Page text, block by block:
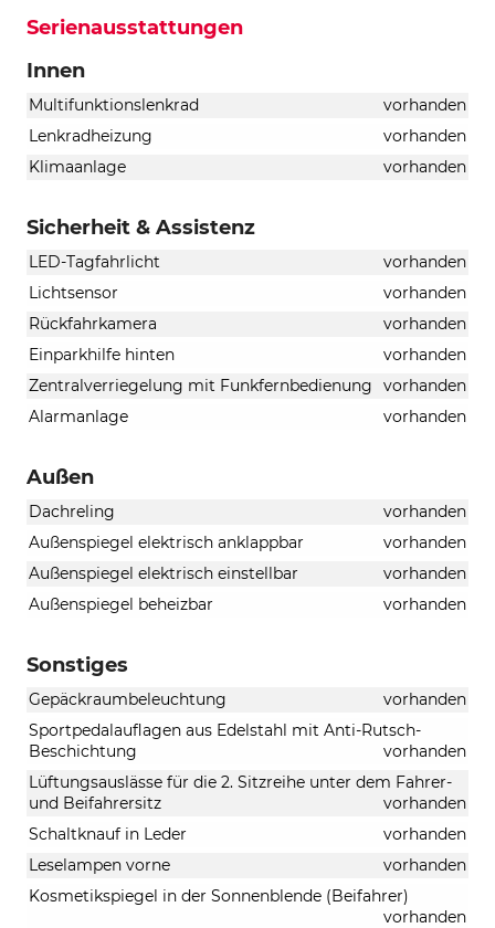
Serienausstattungen
Innen
Multifunktionslenkrad
vorhanden
Lenkradheizung
vorhanden
Klimaanlage
vorhanden
Sicherheit & Assistenz
LED-Tagfahrlicht
vorhanden
Lichtsensor
vorhanden
Rückfahrkamera
vorhanden
Einparkhilfe hinten
vorhanden
Zentralverriegelung mit Funkfernbedienung
vorhanden
Alarmanlage
vorhanden
Außen
Dachreling
vorhanden
Außenspiegel elektrisch anklappbar
vorhanden
Außenspiegel elektrisch einstellbar
vorhanden
Außenspiegel beheizbar
vorhanden
Sonstiges
Gepäckraumbeleuchtung
vorhanden
Sportpedalauflagen aus Edelstahl mit Anti-Rutsch-
Beschichtung
vorhanden
Lüftungsauslässe für die 2. Sitzreihe unter dem Fahrer-
und Beifahrersitz
vorhanden
Schaltknauf in Leder
vorhanden
Leselampen vorne
vorhanden
Kosmetikspiegel in der Sonnenblende (Beifahrer)
vorhanden